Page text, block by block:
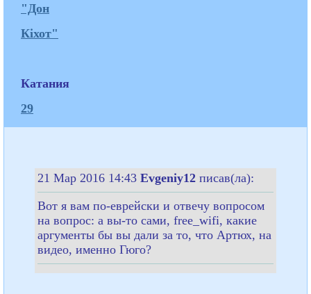
"Дон
Кіхот"
Катания
29
21 Мар 2016 14:43 Evgeniy12 писав(ла):
Вот я вам по-еврейски и отвечу вопросом
на вопрос: а вы-то сами, free_wifi, какие
аргументы бы вы дали за то, что Артюх, на
видео, именно Гюго?